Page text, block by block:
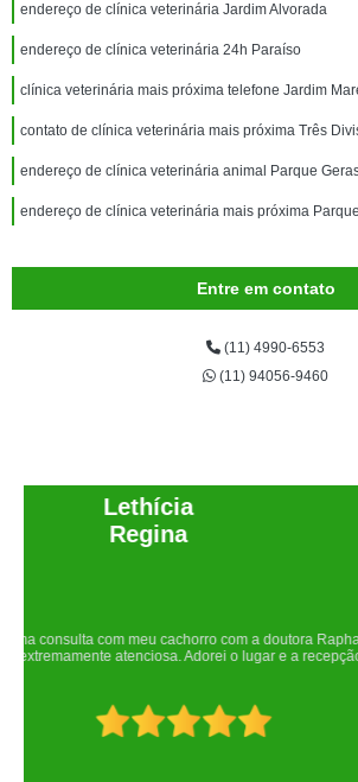
endereço de clínica veterinária Jardim Alvorada
endereço de clínica veterinária 24h Paraíso
clínica veterinária mais próxima telefone Jardim
contato de clínica veterinária mais próxima Três
endereço de clínica veterinária animal Parque
endereço de clínica veterinária mais próxima
Entre em contato
(11) 4990-6553
(11) 94056-9460
Joelma Lilian
Um lugar maravilhoso. Sempre serei grata pelo